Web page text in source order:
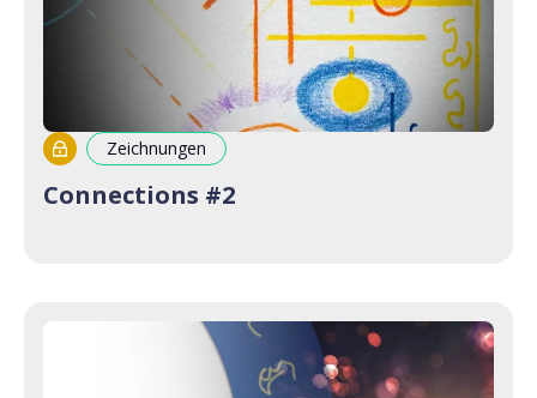
Zeichnungen
Connections #2